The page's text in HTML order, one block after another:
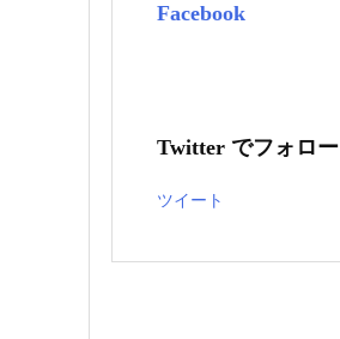
Facebook
Twitter でフォロー
ツイート